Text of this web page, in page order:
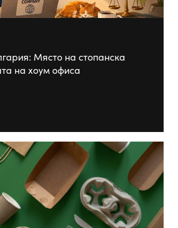
Място на стопанска
на хоум офиса